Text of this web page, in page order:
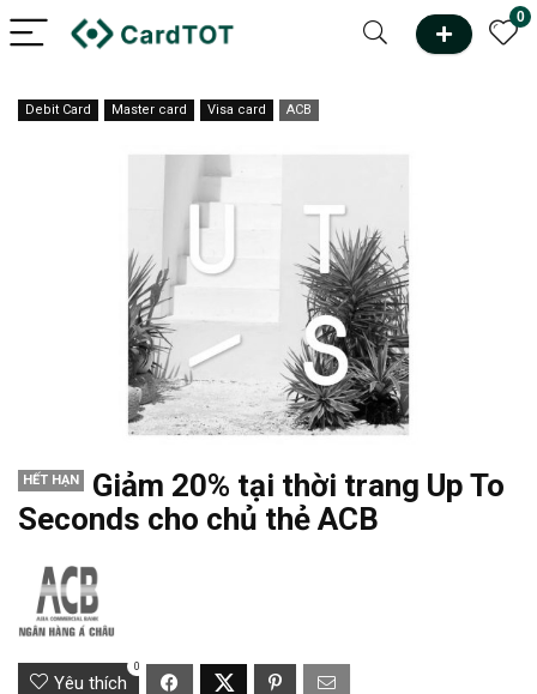
0
Debit Card Master card Visa card ACB
HẾT HẠN
Giảm 20% tại thời trang Up To
Seconds cho chủ thẻ ACB
Yêu thích
0